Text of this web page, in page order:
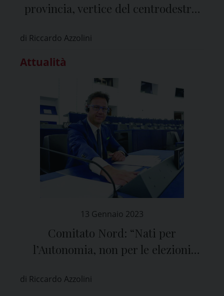
provincia, vertice del centrodestra:
di Riccardo Azzolini
Attualità
13 Gennaio 2023
Comitato Nord: “Nati per
l’Autonomia, non per le elezioni
di Riccardo Azzolini